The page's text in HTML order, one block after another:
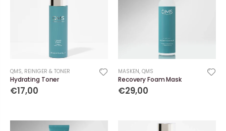
QMS, REINIGER & TONER
Hydrating Toner
€17,00
MASKEN, QMS
Recovery Foam Mask
€29,00